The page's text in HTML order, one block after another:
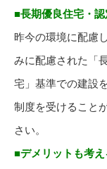
■長期優良住宅・
昨今の環境に配慮
みに配慮された「
宅」基準での建設
制度を受けること
さい。
■デメリットも考え